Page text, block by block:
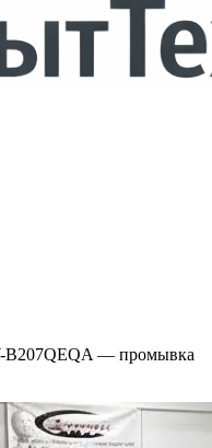
B207QEQA — промывка